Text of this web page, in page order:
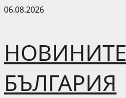
Skip
06.08.2026
НОВИНИТЕ
БЪЛГАРИЯ